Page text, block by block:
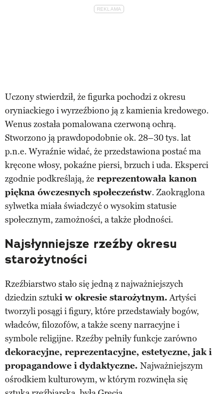
Uczony stwierdził, że figurka pochodzi z okresu
oryniackiego i wyrzeźbiono ją z kamienia kredowego.
Wenus została pomalowana czerwoną ochrą.
Stworzono ją prawdopodobnie ok. 28–30 tys. lat
p.n.e. Wyraźnie widać, że przedstawiona postać ma
kręcone włosy, pokaźne piersi, brzuch i uda. Eksperci
zgodnie podkreślają, że reprezentowała kanon
piękna ówczesnych społeczeństw. Zaokrąglona
sylwetka miała świadczyć o wysokim statusie
społecznym, zamożności, a także płodności.
Najsłynniejsze rzeźby okresu
starożytności
Rzeźbiarstwo stało się jedną z najważniejszych
dziedzin sztuki w okresie starożytnym.Artyści
tworzyli posągi i figury, które przedstawiały bogów,
władców, filozofów, a także sceny narracyjne i
symbole religijne. Rzeźby pełniły funkcje zarówno
dekoracyjne, reprezentacyjne, estetyczne, jak i
propagandowe i dydaktyczne. Najważniejszym
ośrodkiem kulturowym, w którym rozwinęła się